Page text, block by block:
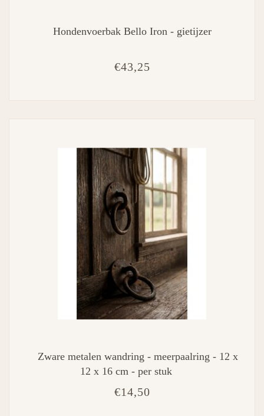
Hondenvoerbak Bello Iron - gietijzer
€43,25
Zware metalen wandring - meerpaalring - 12 x
12 x 16 cm - per stuk
€14,50